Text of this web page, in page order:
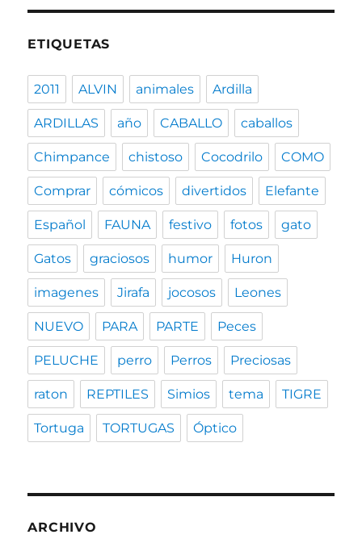
ETIQUETAS
2011 ALVIN animales Ardilla
ARDILLAS año CABALLO caballos
Chimpance chistoso Cocodrilo COMO
Comprar cómicos divertidos Elefante
Español FAUNA festivo fotos gato
Gatos graciosos humor Huron
imagenes Jirafa jocosos Leones
NUEVO PARA PARTE Peces
PELUCHE perro Perros Preciosas
raton REPTILES Simios tema TIGRE
Tortuga TORTUGAS Óptico
ARCHIVO